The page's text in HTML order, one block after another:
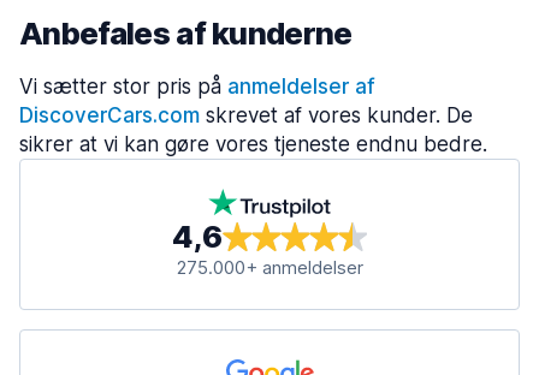
Anbefales af kunderne
Vi sætter stor pris på anmeldelser af
DiscoverCars.com skrevet af vores kunder. De
sikrer at vi kan gøre vores tjeneste endnu bedre.
4,6
275.000+ anmeldelser